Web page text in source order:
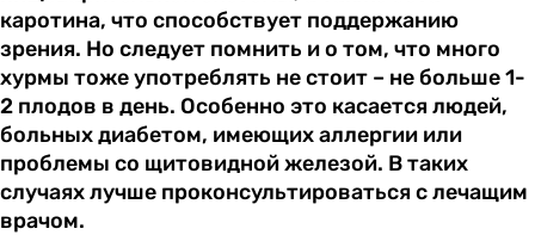
каротина, что способствует поддержанию
зрения. Но следует помнить и о том, что много
хурмы тоже употреблять не стоит – не больше 1-
2 плодов в день. Особенно это касается людей,
больных диабетом, имеющих аллергии или
проблемы со щитовидной железой. В таких
случаях лучше проконсультироваться с лечащим
врачом.